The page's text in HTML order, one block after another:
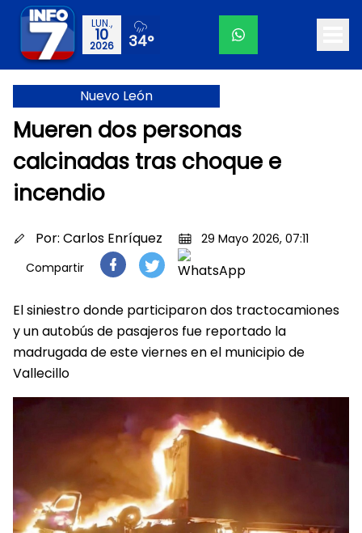
LUN.,
10
2026 34°
Nuevo León
Mueren dos personas
calcinadas tras choque e
incendio
Por: Carlos Enríquez
29 Mayo 2026, 07:11
Compartir
El siniestro donde participaron dos tractocamiones
y un autobús de pasajeros fue reportado la
madrugada de este viernes en el municipio de
Vallecillo